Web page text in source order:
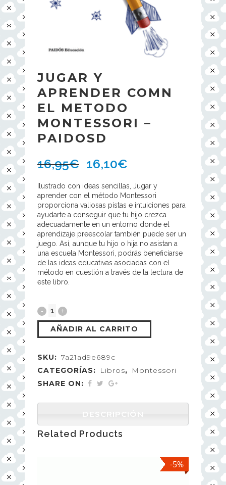
JUGAR Y
APRENDER COMN
EL METODO
MONTESSORI –
PAIDOSD
16,95€ 16,10€
Ilustrado con ideas sencillas, Jugar y
aprender con el método Montessori
proporciona valiosas pistas e intuiciones para
ayudarte a conseguir que tu hijo crezca
adecuadamente en un entorno donde el
aprendizaje preescolar también puede ser un
juego. Así, aunque tu hijo o hija no asistan a
una escuela Montessori, podrás beneficiarse
de las ideas educativas asociadas con el
método en cuestión a través de la lectura de
este libro.
AÑADIR AL CARRITO
SKU: 7a21ad9e689c
CATEGORÍAS:
Libros,
Montessori
SHARE ON:
DESCRIPCIÓN
Related Products
-5%